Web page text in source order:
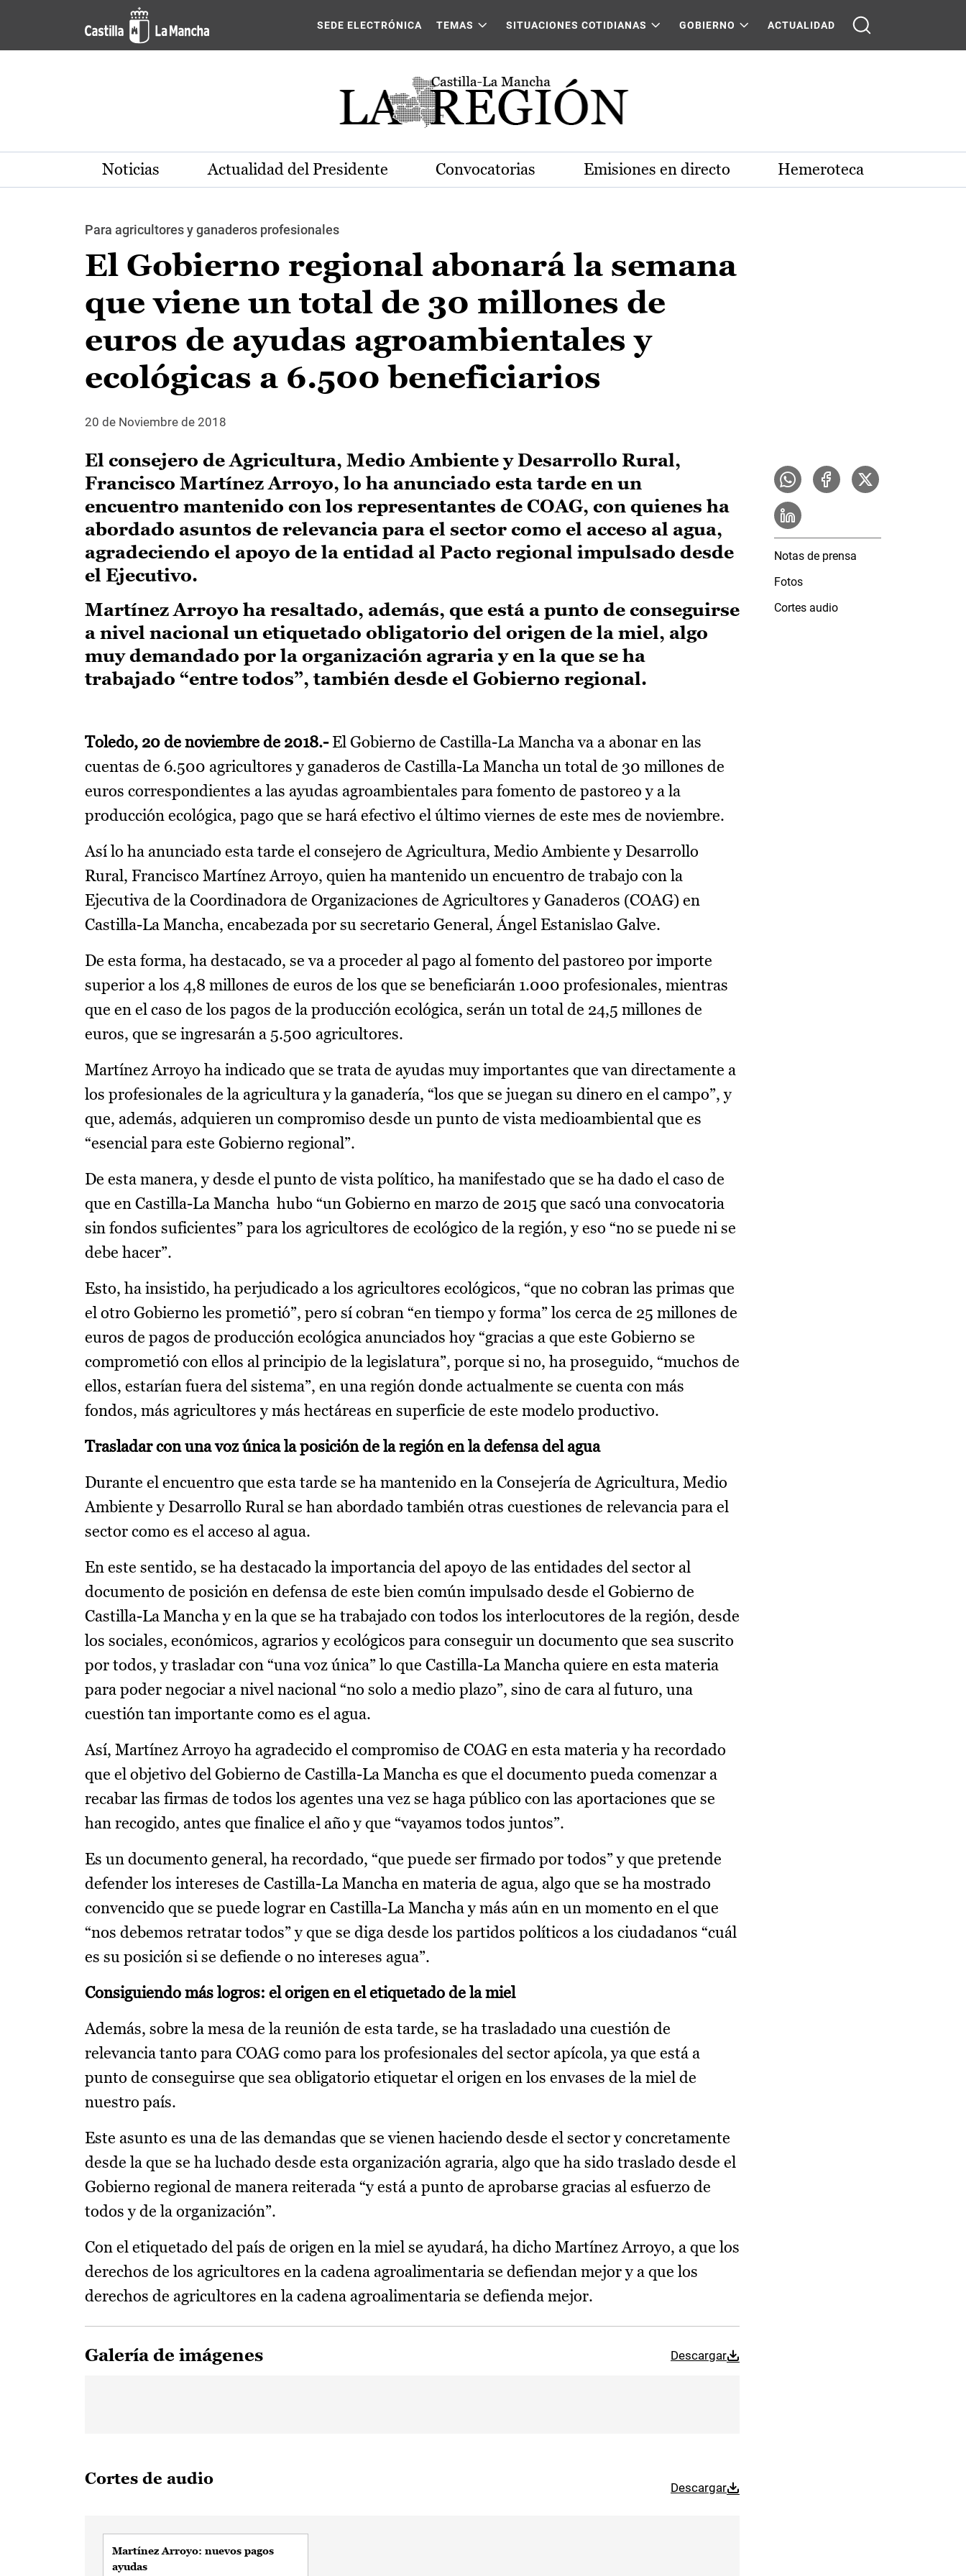
Pasar al contenido principal
SEDE ELECTRÓNICA TEMAS SITUACIONES COTIDIANAS GOBIERNO ACTUALIDAD
Noticias Actualidad del Presidente Convocatorias Emisiones en directo Hemeroteca
Para agricultores y ganaderos profesionales
El Gobierno regional abonará la semana
que viene un total de 30 millones de
euros de ayudas agroambientales y
ecológicas a 6.500 beneficiarios
20 de Noviembre de 2018
El consejero de Agricultura, Medio Ambiente y Desarrollo Rural,
Francisco Martínez Arroyo, lo ha anunciado esta tarde en un
encuentro mantenido con los representantes de COAG, con quienes ha
abordado asuntos de relevancia para el sector como el acceso al agua,
agradeciendo el apoyo de la entidad al Pacto regional impulsado desde
el Ejecutivo.
Martínez Arroyo ha resaltado, además, que está a punto de conseguirse
a nivel nacional un etiquetado obligatorio del origen de la miel, algo
muy demandado por la organización agraria y en la que se ha
trabajado “entre todos”, también desde el Gobierno regional.
Toledo, 20 de noviembre de 2018.-El Gobierno de Castilla-La Mancha va a abonar en las
cuentas de 6.500 agricultores y ganaderos de Castilla-La Mancha un total de 30 millones de
euros correspondientes a las ayudas agroambientales para fomento de pastoreo y a la
producción ecológica, pago que se hará efectivo el último viernes de este mes de noviembre.
Así lo ha anunciado esta tarde el consejero de Agricultura, Medio Ambiente y Desarrollo
Rural, Francisco Martínez Arroyo, quien ha mantenido un encuentro de trabajo con la
Ejecutiva de la Coordinadora de Organizaciones de Agricultores y Ganaderos (COAG) en
Castilla-La Mancha, encabezada por su secretario General, Ángel Estanislao Galve.
De esta forma, ha destacado, se va a proceder al pago al fomento del pastoreo por importe
superior a los 4,8 millones de euros de los que se beneficiarán 1.000 profesionales, mientras
que en el caso de los pagos de la producción ecológica, serán un total de 24,5 millones de
euros, que se ingresarán a 5.500 agricultores.
Martínez Arroyo ha indicado que se trata de ayudas muy importantes que van directamente a
los profesionales de la agricultura y la ganadería, “los que se juegan su dinero en el campo”, y
que, además, adquieren un compromiso desde un punto de vista medioambiental que es
“esencial para este Gobierno regional”.
De esta manera, y desde el punto de vista político, ha manifestado que se ha dado el caso de
que en Castilla-La Mancha hubo “un Gobierno en marzo de 2015 que sacó una convocatoria
sin fondos suficientes” para los agricultores de ecológico de la región, y eso “no se puede ni se
debe hacer”.
Esto, ha insistido, ha perjudicado a los agricultores ecológicos, “que no cobran las primas que
el otro Gobierno les prometió”, pero sí cobran “en tiempo y forma” los cerca de 25 millones de
euros de pagos de producción ecológica anunciados hoy “gracias a que este Gobierno se
comprometió con ellos al principio de la legislatura”, porque si no, ha proseguido, “muchos de
ellos, estarían fuera del sistema”, en una región donde actualmente se cuenta con más
fondos, más agricultores y más hectáreas en superficie de este modelo productivo.
Trasladar con una voz única la posición de la región en la defensa del agua
Durante el encuentro que esta tarde se ha mantenido en la Consejería de Agricultura, Medio
Ambiente y Desarrollo Rural se han abordado también otras cuestiones de relevancia para el
sector como es el acceso al agua.
En este sentido, se ha destacado la importancia del apoyo de las entidades del sector al
documento de posición en defensa de este bien común impulsado desde el Gobierno de
Castilla-La Mancha y en la que se ha trabajado con todos los interlocutores de la región, desde
los sociales, económicos, agrarios y ecológicos para conseguir un documento que sea suscrito
por todos, y trasladar con “una voz única” lo que Castilla-La Mancha quiere en esta materia
para poder negociar a nivel nacional “no solo a medio plazo”, sino de cara al futuro, una
cuestión tan importante como es el agua.
Así, Martínez Arroyo ha agradecido el compromiso de COAG en esta materia y ha recordado
que el objetivo del Gobierno de Castilla-La Mancha es que el documento pueda comenzar a
recabar las firmas de todos los agentes una vez se haga público con las aportaciones que se
han recogido, antes que finalice el año y que “vayamos todos juntos”.
Es un documento general, ha recordado, “que puede ser firmado por todos” y que pretende
defender los intereses de Castilla-La Mancha en materia de agua, algo que se ha mostrado
convencido que se puede lograr en Castilla-La Mancha y más aún en un momento en el que
“nos debemos retratar todos” y que se diga desde los partidos políticos a los ciudadanos “cuál
es su posición si se defiende o no intereses agua”.
Consiguiendo más logros: el origen en el etiquetado de la miel
Además, sobre la mesa de la reunión de esta tarde, se ha trasladado una cuestión de
relevancia tanto para COAG como para los profesionales del sector apícola, ya que está a
punto de conseguirse que sea obligatorio etiquetar el origen en los envases de la miel de
nuestro país.
Este asunto es una de las demandas que se vienen haciendo desde el sector y concretamente
desde la que se ha luchado desde esta organización agraria, algo que ha sido traslado desde el
Gobierno regional de manera reiterada “y está a punto de aprobarse gracias al esfuerzo de
todos y de la organización”.
Con el etiquetado del país de origen en la miel se ayudará, ha dicho Martínez Arroyo, a que los
derechos de los agricultores en la cadena agroalimentaria se defiendan mejor y a que los
derechos de agricultores en la cadena agroalimentaria se defienda mejor.
Galería de imágenes Descargar
Cortes de audio Descargar
Martínez Arroyo: nuevos pagos
ayudas
Notas de prensa
Fotos
Cortes audio